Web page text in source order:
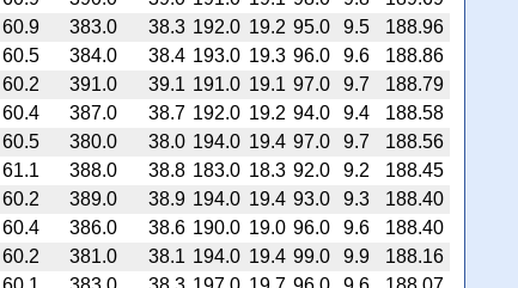
60.9 383.0 38.3 192.0 19.2 95.0 9.5
188.96
60.5 384.0 38.4 193.0 19.3 96.0 9.6
188.86
60.2 391.0 39.1 191.0 19.1 97.0 9.7
188.79
60.4 387.0 38.7 192.0 19.2 94.0 9.4
188.58
60.5 380.0 38.0 194.0 19.4 97.0 9.7
188.56
61.1 388.0 38.8 183.0 18.3 92.0 9.2
188.45
60.2 389.0 38.9 194.0 19.4 93.0 9.3
188.40
60.4 386.0 38.6 190.0 19.0 96.0 9.6
188.40
60.2 381.0 38.1 194.0 19.4 99.0 9.9
188.16